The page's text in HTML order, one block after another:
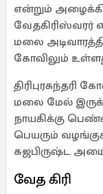
என்றும்
வேதகிரிஸ்வரர்
மலை
கோவிலும்
மலை மேல்
நாயகிக்கு
பெயரும்
கஜபிருஷ்ட
வேத கிரி